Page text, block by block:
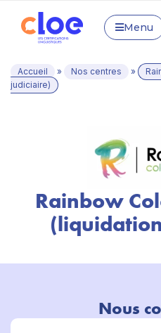
Menu
Accueil » Nos centres »
judiciaire)
Rainbow
Nous